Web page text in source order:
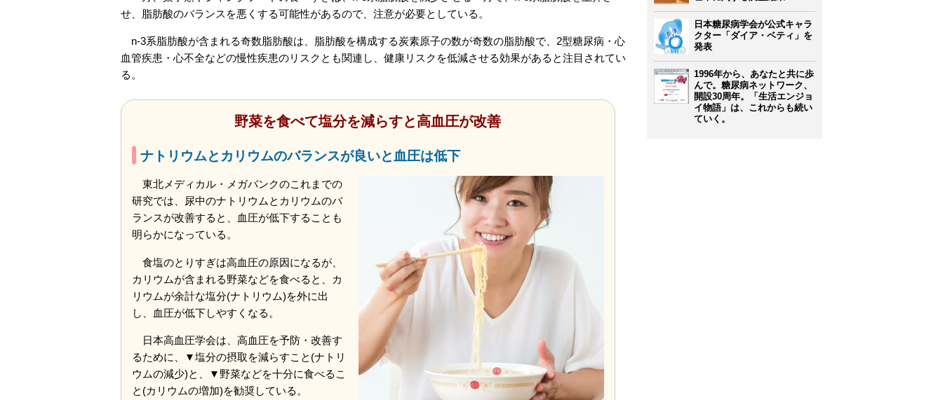
せ、脂肪酸のバランスを悪くする可能性があるので、注意が必要としている。
n-3系脂肪酸が含まれる奇数脂肪酸は、脂肪酸を構成する炭素原子の数が奇数の脂肪酸で、2型糖尿病・心
血管疾患・心不全などの慢性疾患のリスクとも関連し、健康リスクを低減させる効果があると注目されてい
る。
野菜を食べて塩分を減らすと高血圧が改善
ナトリウムとカリウムのバランスが良いと血圧は低下
東北メディカル・メガバンクのこれまでの
研究では、尿中のナトリウムとカリウムのバ
ランスが改善すると、血圧が低下することも
明らかになっている。
食塩のとりすぎは高血圧の原因になるが、
カリウムが含まれる野菜などを食べると、カ
リウムが余計な塩分(ナトリウム)を外に出
し、血圧が低下しやすくなる。
日本高血圧学会は、高血圧を予防・改善す
るために、▼塩分の摂取を減らすこと(ナトリ
ウムの減少)と、▼野菜などを十分に食べるこ
と(カリウムの増加)を勧奨している。
日本糖尿病学会が公式キャラ
クター「ダイア・ベティ」を
発表
1996年から、あなたと共に歩
んで。糖尿病ネットワーク、
開設30周年。「生活エンジョ
イ物語」は、これからも続い
ていく。